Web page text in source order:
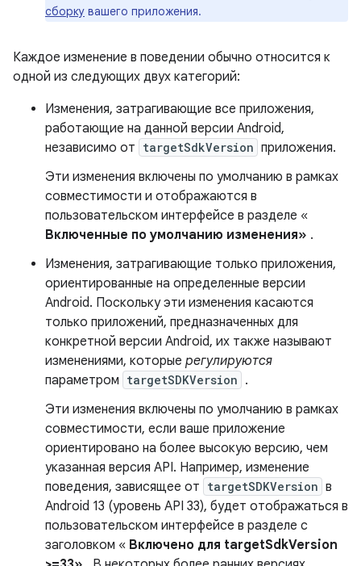
сборку вашего приложения.
Каждое изменение в поведении обычно относится к
одной из следующих двух категорий:
Изменения, затрагивающие все приложения,
работающие на данной версии Android,
независимо от targetSdkVersion приложения.
Эти изменения включены по умолчанию в рамках
совместимости и отображаются в
пользовательском интерфейсе в разделе «
Включенные по умолчанию изменения» .
Изменения, затрагивающие только приложения,
ориентированные на определенные версии
Android. Поскольку эти изменения касаются
только приложений, предназначенных для
конкретной версии Android, их также называют
изменениями, которые регулируются
параметром targetSDKVersion .
Эти изменения включены по умолчанию в рамках
совместимости, если ваше приложение
ориентировано на более высокую версию, чем
указанная версия API. Например, изменение
поведения, зависящее от targetSDKVersion в
Android 13 (уровень API 33), будет отображаться в
пользовательском интерфейсе в разделе с
заголовком « Включено для targetSdkVersion